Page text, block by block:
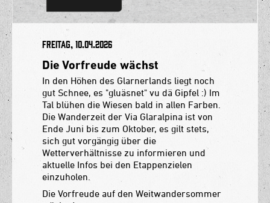
Freitag, 10.04.2026
Die Vorfreude wächst
In den Höhen des Glarnerlands liegt noch
gut Schnee, es "gluäsnet" vu dä Gipfel :) Im
Tal blühen die Wiesen bald in allen Farben.
Die Wanderzeit der Via Glaralpina ist von
Ende Juni bis zum Oktober, es gilt stets,
sich gut vorgängig über die
Wetterverhältnisse zu informieren und
aktuelle Infos bei den Etappenzielen
einzuholen.
Die Vorfreude auf den Weitwandersommer